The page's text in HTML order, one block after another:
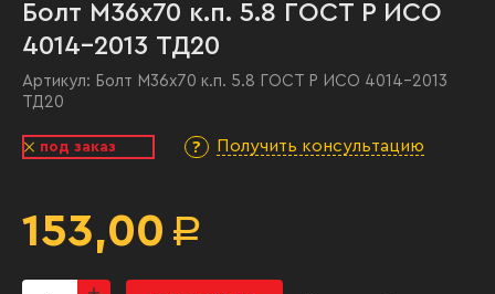
Болт М36х70 к.п. 5.8 ГОСТ Р ИСО
4014-2013 ТД20
Артикул: Болт М36х70 к.п. 5.8 ГОСТ Р ИСО 4014-2013
ТД20
под заказ Получить консультацию
153,00 Р